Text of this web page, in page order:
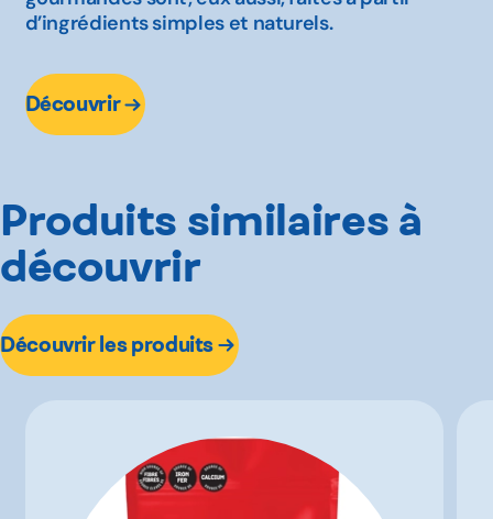
d’ingrédients simples et naturels.
Découvrir
Produits similaires à
découvrir
Découvrir les produits